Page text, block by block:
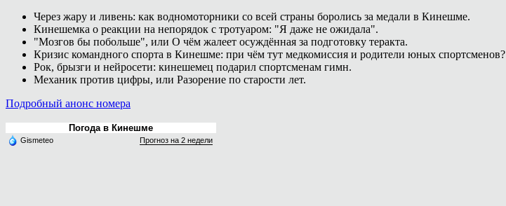
Через жару и ливень: как водномоторники со всей страны боролись за медали в Кинешме.
Кинешемка о реакции на непорядок с тротуаром: "Я даже не ожидала".
"Мозгов бы побольше", или О чём жалеет осуждённая за подготовку теракта.
Кризис командного спорта в Кинешме: при чём тут медкомиссия и родители юных спортсменов?
Рок, брызги и нейросети: кинешемец подарил спортсменам гимн.
Механик против цифры, или Разорение по старости лет.
Подробный анонс номера
Погода в Кинешме
Gismeteo Прогноз на 2 недели